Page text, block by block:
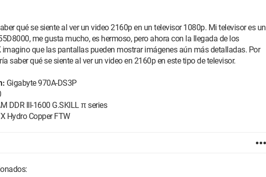
qué se siente al ver un video 2160p en un televisor 1080p. Mi televisor es un
me gusta mucho, es hermoso, pero ahora con la llegada de los
imagino que las pantallas pueden mostrar imágenes aún más detalladas. Por
saber qué se siente al ver un video en 2160p en este tipo de televisor.
Gigabyte 970A-DS3P
DDR III-1600 G.SKILL π series
Hydro Copper FTW